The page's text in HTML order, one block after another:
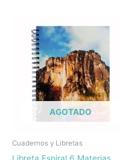
AGOTADO
Cuadernos y Libretas
Libreta Espiral 6 Materias